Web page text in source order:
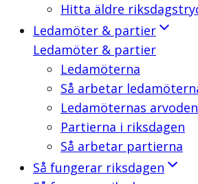
Hitta äldre
Ledamöter & partier
Ledamöter & partier
Ledamöterna
Så arbetar
Ledamöternas
Partierna i riksdagen
Så arbetar partierna
Så fungerar riksdagen